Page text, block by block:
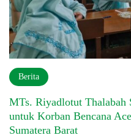
Berita
MTs. Riyadlotut Thalabah
untuk Korban Bencana
Sumatera Barat